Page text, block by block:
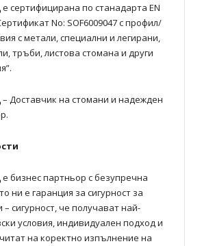
е сертифицирана по станадарта EN
No: SOF6009047 с профил/
с метали, специални и легирани,
тръби, листова стомана и други
– Доставчик на стомани и надежден
е бизнес партньор с безупречна
ни e гаранция за сигурност за
сигурност, че получават най-
условия, индивидуален подход и
на коректно изпълнение на